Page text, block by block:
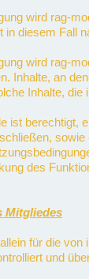
wird rag-
in diesem Fall
wird rag-
Inhalte, an
Inhalte,
ist berechtigt,
des
Mitgliedes
für die
und